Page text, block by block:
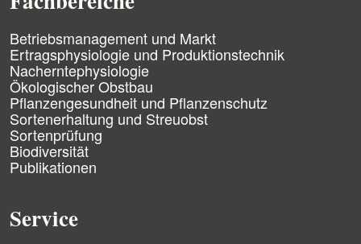
n
g
e
n
N
a
v
i
g
a
t
i
o
n
e
r
Betriebsmanagement und Markt
Ertragsphysiologie und Produktionstechnik
Nacherntephysiologie
Ökologischer Obstbau
Pflanzengesundheit und Pflanzenschutz
Sortenerhaltung und Streuobst
Sortenprüfung
Biodiversität
Publikationen
Service